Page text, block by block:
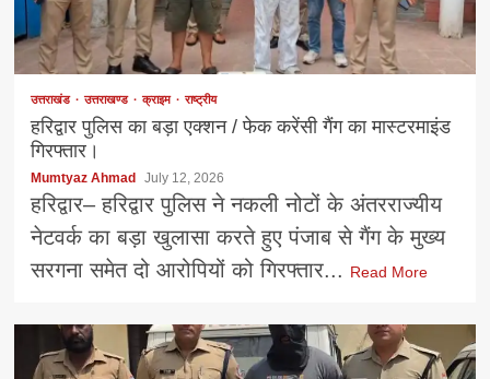
उत्तराखंड उत्तराखण्ड क्राइम राष्ट्रीय
हरिद्वार पुलिस का बड़ा एक्शन / फेक करेंसी गैंग का मास्टरमाइंड
गिरफ्तार।
Mumtyaz Ahmad July 12, 2026
हरिद्वार– हरिद्वार पुलिस ने नकली नोटों के अंतरराज्यीय
नेटवर्क का बड़ा खुलासा करते हुए पंजाब से गैंग के मुख्य
सरगना समेत दो आरोपियों को गिरफ्तार... Read More